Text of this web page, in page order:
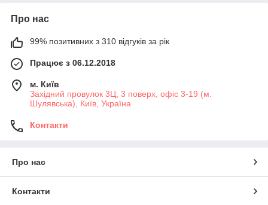
Про нас
99% позитивних з 310 відгуків за рік
Працює з 06.12.2018
м. Київ
Західний провулок 3Ц, 3 поверх, офіс 3-19 (м.
Шулявська), Київ, Україна
Контакти
Про нас
Контакти